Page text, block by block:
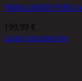
FINNLUMOR PORO
199,99 €
Lisää ostoskoriin